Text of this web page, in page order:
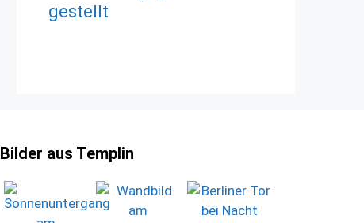
gestellt
Bilder aus Templin